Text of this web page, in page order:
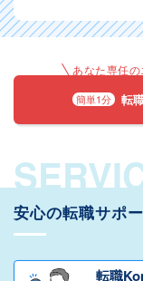
あなた専任
簡単1分 転
安心の転職サポ
転職